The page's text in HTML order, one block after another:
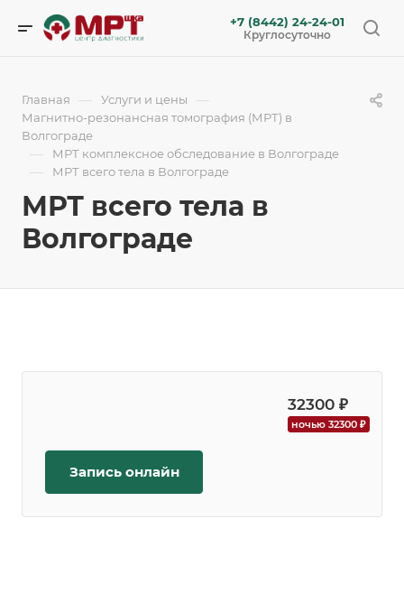
+7 (8442) 24-24-01
Круглосуточно
Главная — Услуги и цены —
Магнитно-резонансная томография (МРТ) в
Волгограде
— МРТ комплексное обследование в Волгограде
— МРТ всего тела в Волгограде
МРТ всего тела в
Волгограде
32300 ₽
ночью 32300 ₽
Запись онлайн